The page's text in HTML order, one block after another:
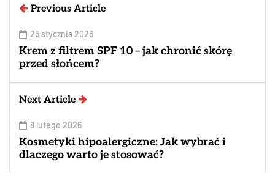
Previous Article
25 stycznia 2026
Krem z filtrem SPF 10 – jak chronić skórę
przed słońcem?
Next Article
8 lutego 2026
Kosmetyki hipoalergiczne: Jak wybrać i
dlaczego warto je stosować?